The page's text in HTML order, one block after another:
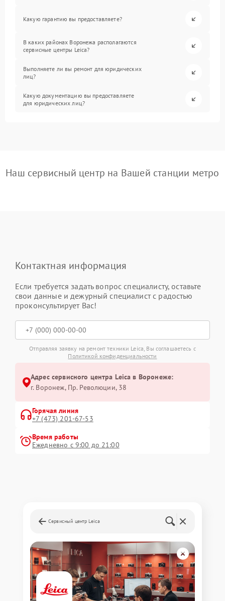
Какую гарантию вы предоставляете?
В каких районах Воронежа располагаются
сервисные центры Leica?
Выполняете ли вы ремонт для юридических
лиц?
Какую документацию вы предоставляете
для юридических лиц?
Наш сервисный центр на Вашей станции метро
Контактная информация
Если требуется задать вопрос специалисту, оставьте
свои данные и дежурный специалист с радостью
проконсультирует Вас!
Отправляя заявку на ремонт техники Leica, Вы соглашаетесь с
Политикой конфиденциальности
Адрес сервисного центра Leica в Воронеже:
г. Воронеж, Пр. Революции, 38
Горячая линия
+7 (473) 201-67-53
Время работы
Ежедневно с 9:00 до 21:00
Сервисный центр Leica